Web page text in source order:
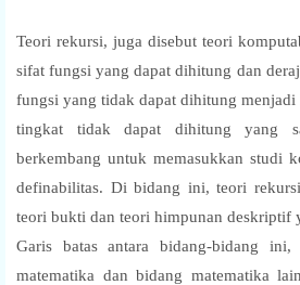
Teori rekursi, juga disebut teori
sifat fungsi yang dapat dihitung dan
fungsi yang tidak dapat dihitung
tingkat tidak dapat dihitung yang
berkembang untuk memasukkan studi
definabilitas. Di bidang ini, teori
teori bukti dan teori himpunan deskriptif
Garis batas antara bidang-bidang
matematika dan bidang matematika